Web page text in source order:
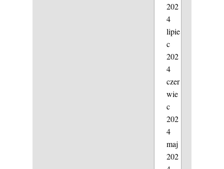
202
4
lipie
c
202
4
czer
wie
c
202
4
maj
202